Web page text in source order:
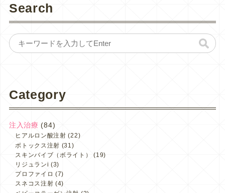
Search
Category
注入治療 (84)
ヒアルロン酸注射 (22)
ボトックス注射 (31)
スキンバイブ（ボライト）
(19)
リジュランi (3)
プロファイロ (7)
スネコス注射 (4)